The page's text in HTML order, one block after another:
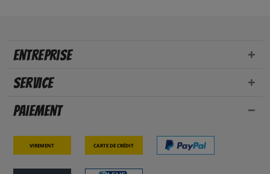
Entreprise
Service
Paiement
Virement Carte de crédit